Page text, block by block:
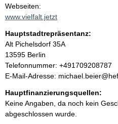
a
k
i
n
f
o
r
m
a
t
Webseiten:
www.vielfalt.jetzt
Hauptstadtrepräsentanz:
A
d
r
e
s
e
Alt Pichelsdorf 35A
13595 Berlin
K
o
t
a
k
Telefonnummer: +491709208787
E-Mail-Adresse:
Hauptfinanzierungsquellen:
Keine Angaben, da noch kein
abgeschlossen wurde.